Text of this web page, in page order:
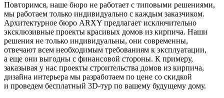
Повторимся, наше бюро не работает с типовыми решениями,
мы работаем только индивидуально с каждым заказчиком.
Архитектурное бюро ARXY предлагает исключительно
эксклюзивные проекты красивых домов из кирпича. Наши
решения не только индивидуальны, они современны,
отвечают всем необходимым требованиям к эксплуатации,
а еще они выгодны с финансовой стороны. К примеру,
заказывая у нас проекты строительства домов из кирпича,
дизайна интерьера мы разработаем по цене со скидкой
и проведем бесплатный 3D-тур по вашему будущему дому.